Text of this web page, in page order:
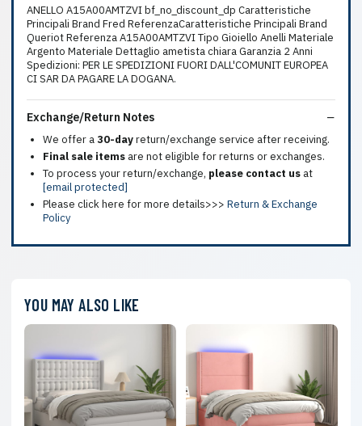
ANELLO A15A00AMTZVI bf_no_discount_dp Caratteristiche
Principali Brand Fred ReferenzaCaratteristiche Principali Brand
Queriot Referenza A15A00AMTZVI Tipo Gioiello Anelli Materiale
Argento Materiale Dettaglio ametista chiara Garanzia 2 Anni
Spedizioni: PER LE SPEDIZIONI FUORI DALL'COMUNIT EUROPEA
CI SAR DA PAGARE LA DOGANA.
Exchange/Return Notes
We offer a30-dayreturn/exchange service after receiving.
Final sale items are not eligible for returns or exchanges.
To process your return/exchange, please contact us at
[email protected]
Please click here for more details>>> Return & Exchange
Policy
YOU MAY ALSO LIKE